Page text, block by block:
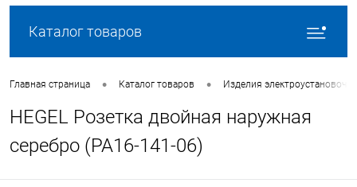
Каталог товаров
Главная страница • Каталог товаров • Изделия
HEGEL Розетка двойная наружная
серебро (РА16-141-06)